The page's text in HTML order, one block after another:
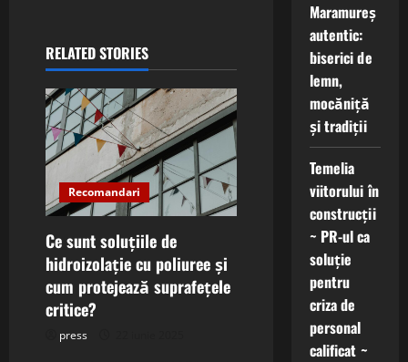
v
i
g
t
i
o
RELATED STORIES
Recomandari
Ce sunt soluțiile de
hidroizolație cu poliuree și
cum protejează suprafețele
critice?
press
Maramureș
autentic:
biserici de
lemn,
mocăniță
și tradiții
Temelia
viitorului în
construcții
~ PR-ul ca
soluție
pentru
criza de
personal
calificat ~